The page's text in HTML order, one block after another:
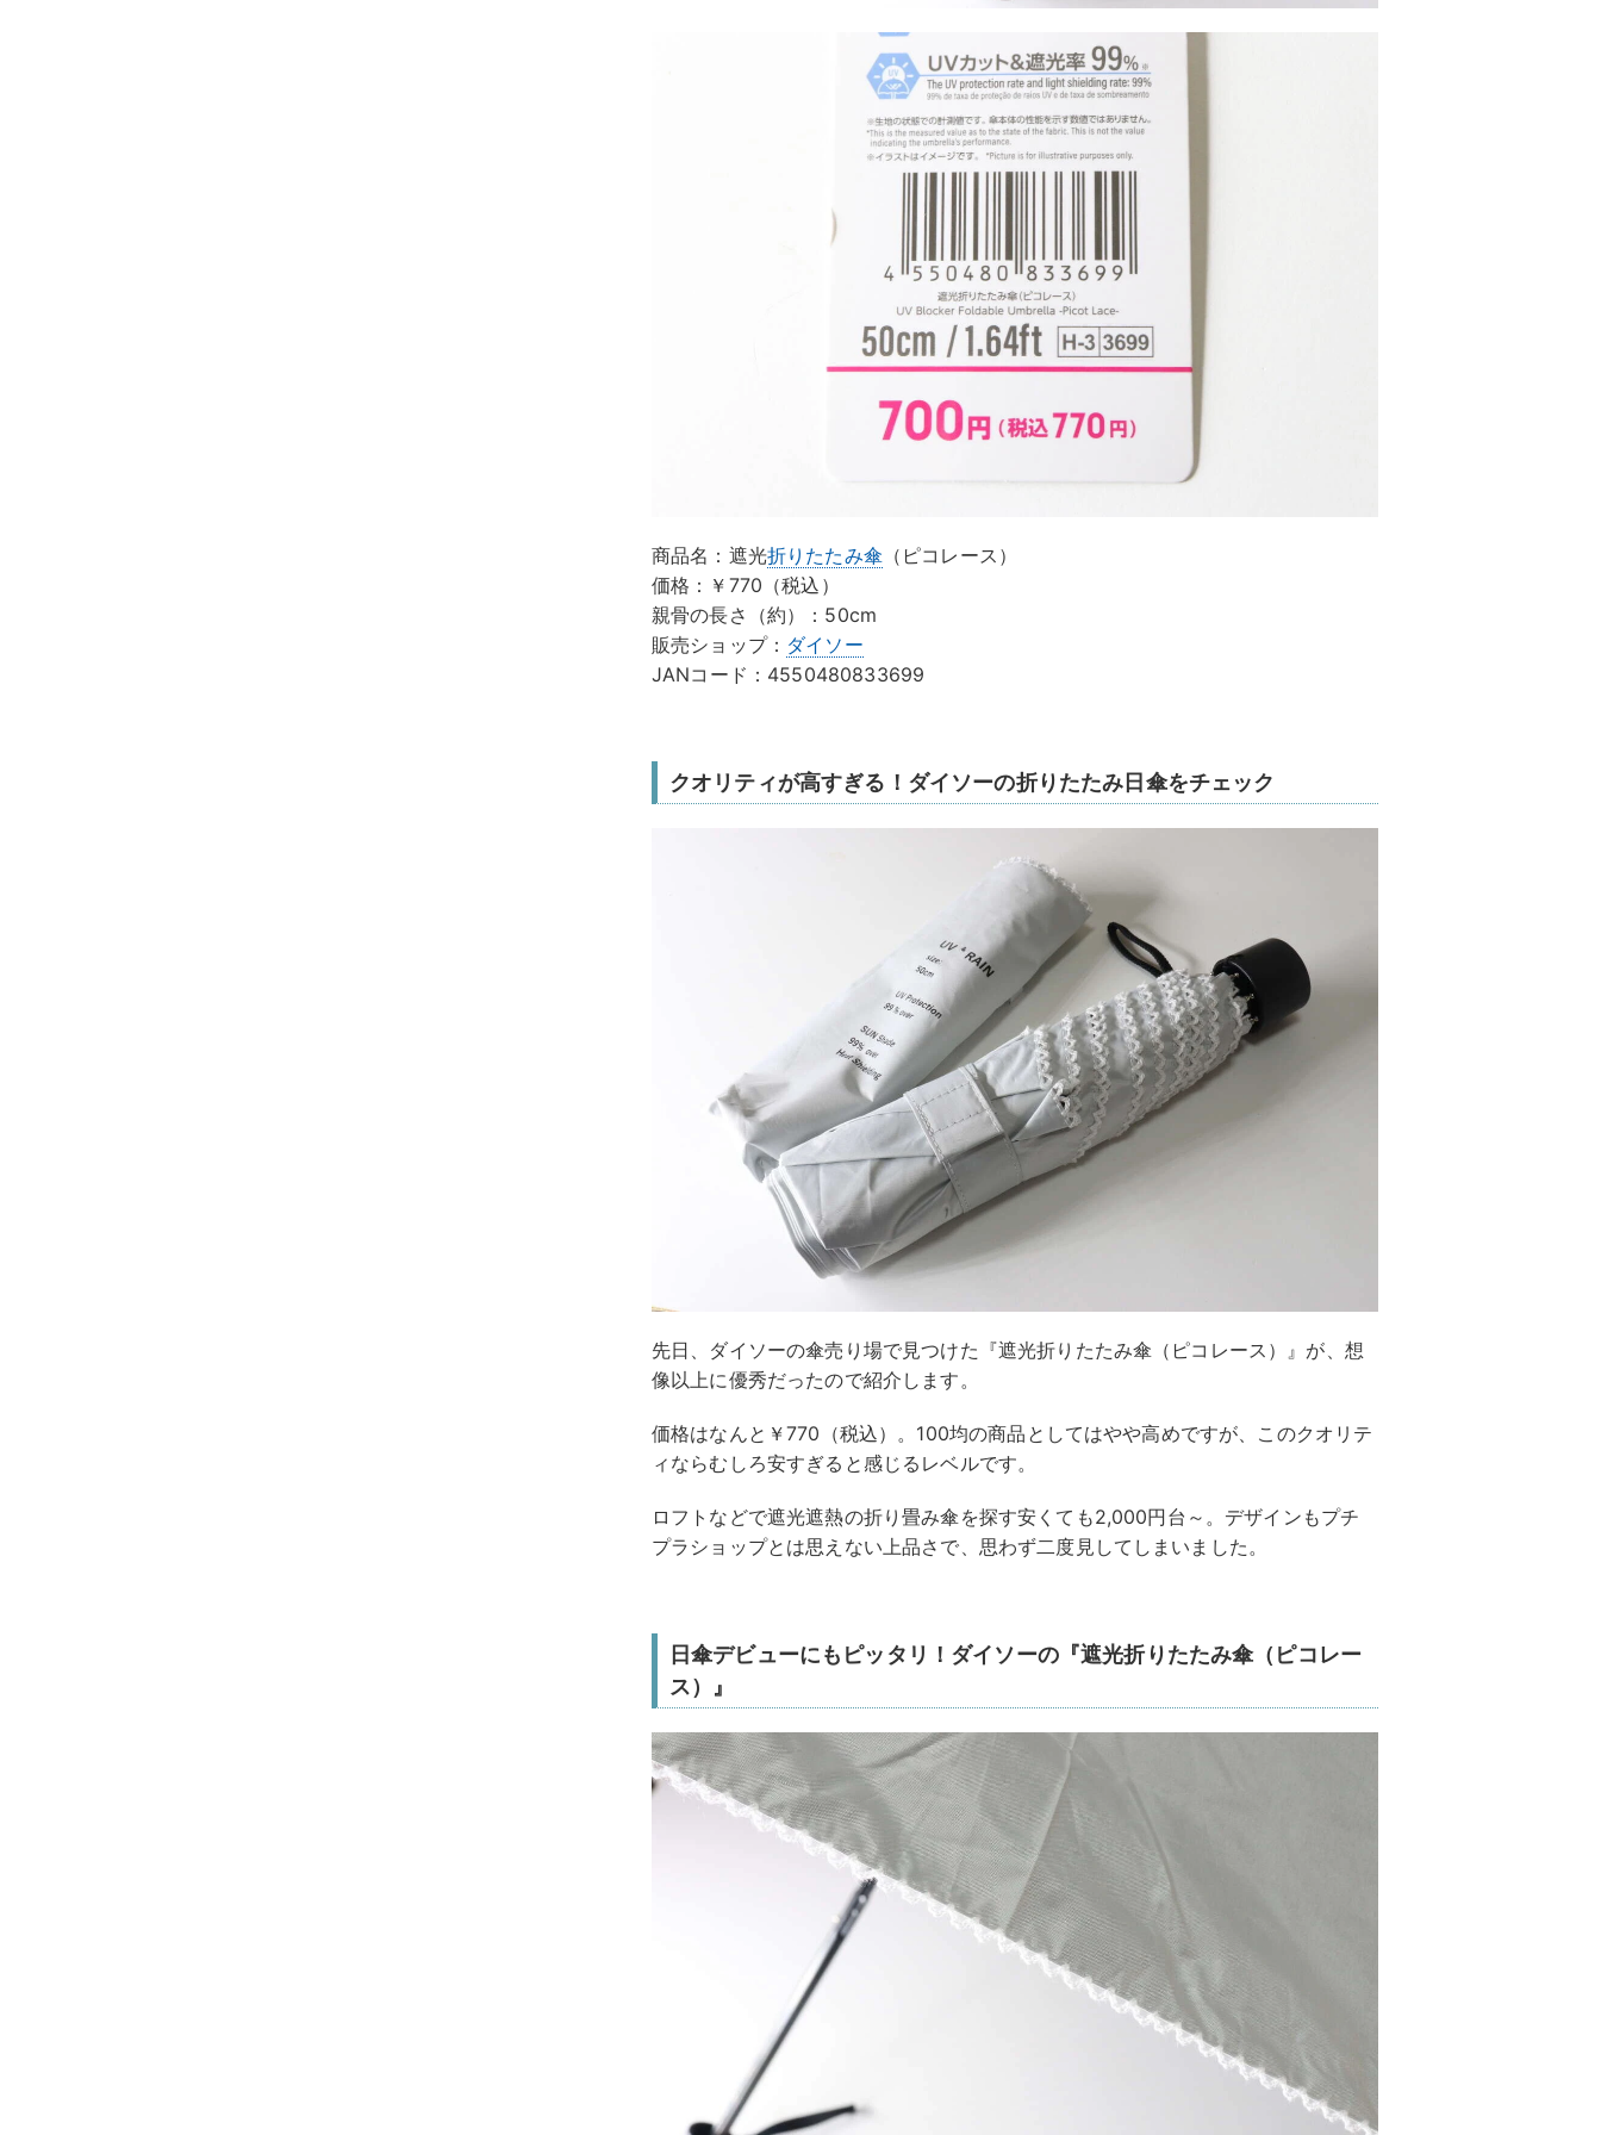
商品名：遮光折りたたみ傘 （ピコレース）
価格：￥770（税込）
親骨の長さ（約）：50cm
販売ショップ： ダイソー
JANコード：4550480833699
クオリティが高すぎる！ダイソーの折りたたみ日傘をチェック
先日、ダイソーの傘売り場で見つけた『遮光折りたたみ傘（ピコレース）』が、想
像以上に優秀だったので紹介します。
価格はなんと￥770（税込）。100均の商品としてはやや高めですが、このクオリテ
ィならむしろ安すぎると感じるレベルです。
ロフトなどで遮光遮熱の折り畳み傘を探す安くても2,000円台～。デザインもプチ
プラショップとは思えない上品さで、思わず二度見してしまいました。
日傘デビューにもピッタリ！ダイソーの『遮光折りたたみ傘（ピコレー
ス）』